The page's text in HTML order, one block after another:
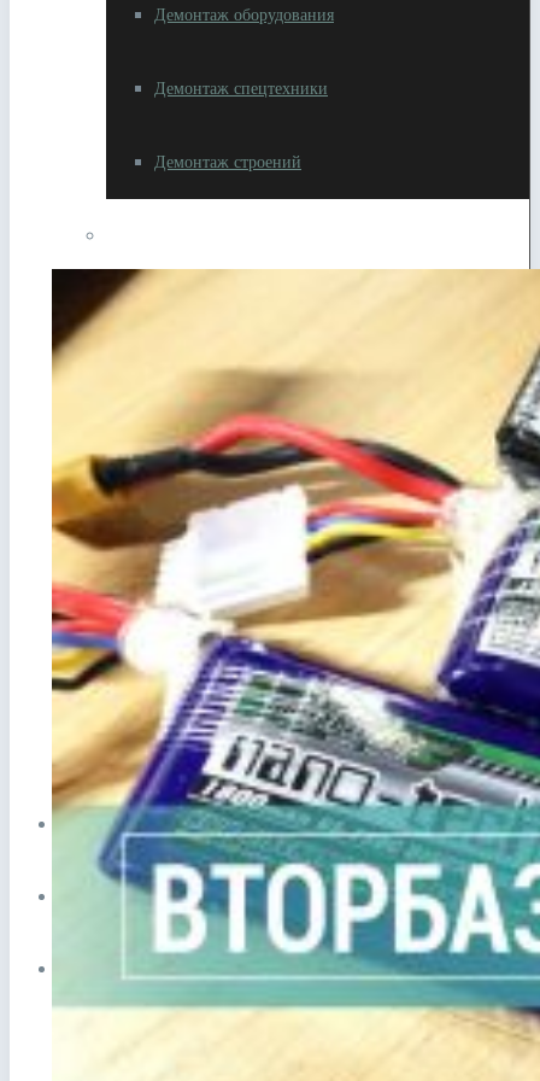
Демонтаж оборудования
Демонтаж спецтехники
Демонтаж строений
Вывоз металлолома
Самовывоз металлолома
Сдать автотехнику на металлолом
Прием лома в Видном
Сдать аккумулятор ноутбука
Сдать аккумулятор телефона
ЦЕНЫ
СПРАВОЧНИК
ПУНКТЫ ПРИЕМА